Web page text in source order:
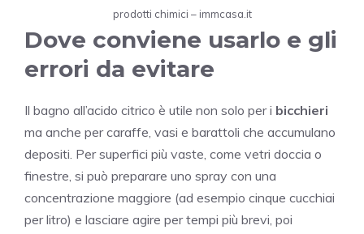
prodotti chimici – immcasa.it
Dove conviene usarlo e gli
errori da evitare
Il bagno all’acido citrico è utile non solo per i bicchieri
ma anche per caraffe, vasi e barattoli che accumulano
depositi. Per superfici più vaste, come vetri doccia o
finestre, si può preparare uno spray con una
concentrazione maggiore (ad esempio cinque cucchiai
per litro) e lasciare agire per tempi più brevi, poi